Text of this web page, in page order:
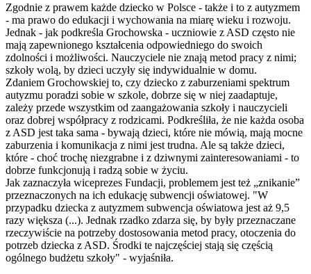
Zgodnie z prawem każde dziecko w Polsce - także i to z autyzmem
- ma prawo do edukacji i wychowania na miarę wieku i rozwoju.
Jednak - jak podkreśla Grochowska - uczniowie z ASD często nie
mają zapewnionego kształcenia odpowiedniego do swoich
zdolności i możliwości. Nauczyciele nie znają metod pracy z nimi;
szkoły wolą, by dzieci uczyły się indywidualnie w domu.
Zdaniem Grochowskiej to, czy dziecko z zaburzeniami spektrum
autyzmu poradzi sobie w szkole, dobrze się w niej zaadaptuje,
zależy przede wszystkim od zaangażowania szkoły i nauczycieli
oraz dobrej współpracy z rodzicami. Podkreśliła, że nie każda osoba
z ASD jest taka sama - bywają dzieci, które nie mówią, mają mocne
zaburzenia i komunikacja z nimi jest trudna. Ale są także dzieci,
które - choć trochę niezgrabne i z dziwnymi zainteresowaniami - to
dobrze funkcjonują i radzą sobie w życiu.
Jak zaznaczyła wiceprezes Fundacji, problemem jest też „znikanie”
przeznaczonych na ich edukację subwencji oświatowej. "W
przypadku dziecka z autyzmem subwencja oświatowa jest aż 9,5
razy większa (...). Jednak rzadko zdarza się, by były przeznaczane
rzeczywiście na potrzeby dostosowania metod pracy, otoczenia do
potrzeb dziecka z ASD. Środki te najczęściej stają się częścią
ogólnego budżetu szkoły" - wyjaśniła.